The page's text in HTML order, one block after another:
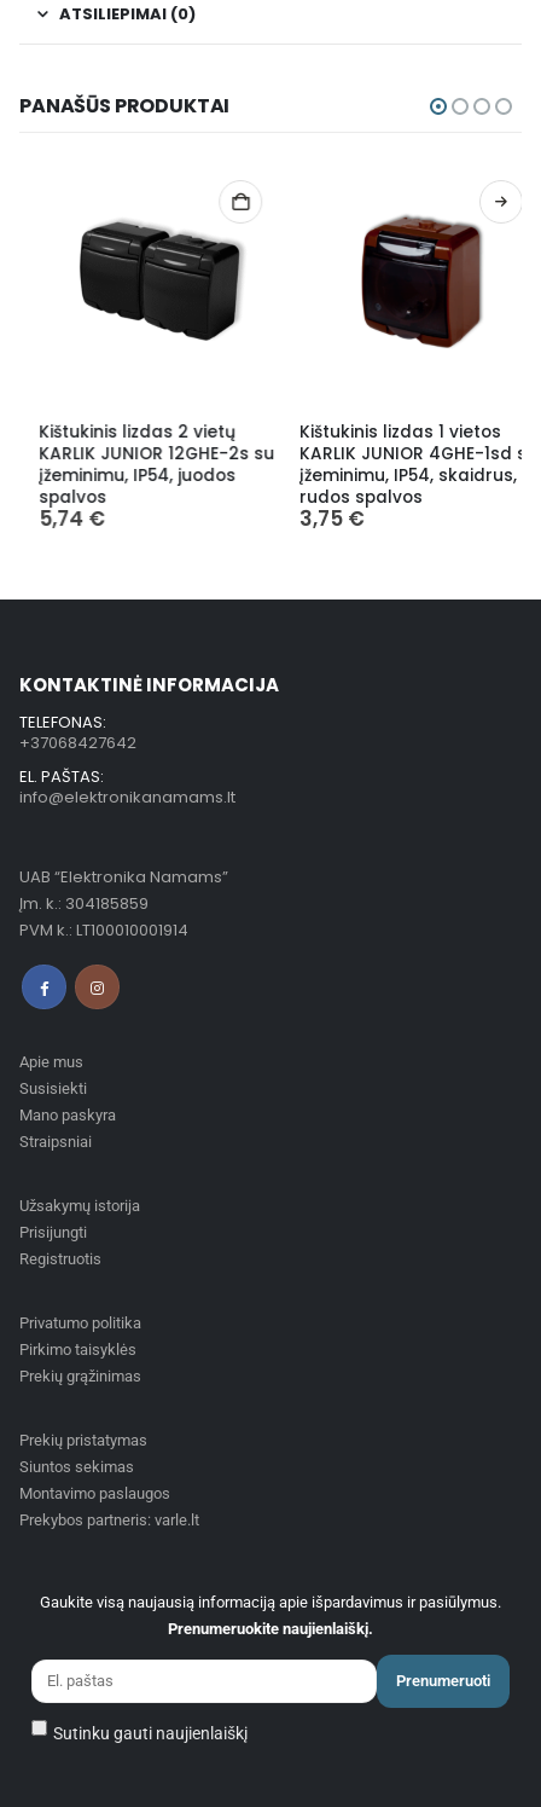
ATSILIEPIMAI (0)
PANAŠŪS PRODUKTAI
Kištukinis lizdas 2 vietų
KARLIK JUNIOR 12GHE-2s su
įžeminimu, IP54, juodos
spalvos
5,74€
Kištukinis lizdas 1 vietos
KARLIK JUNIOR 4GHE-1sd su
įžeminimu, IP54, skaidrus,
rudos spalvos
3,75€
KONTAKTINĖ INFORMACIJA
TELEFONAS:
+37068427642
EL. PAŠTAS:
info@elektronikanamams.lt
UAB “Elektronika Namams”
Įm. k.: 304185859
PVM k.: LT100010001914
Apie mus
Susisiekti
Mano paskyra
Straipsniai
Užsakymų istorija
Prisijungti
Registruotis
Privatumo politika
Pirkimo taisyklės
Prekių grąžinimas
Prekių pristatymas
Siuntos sekimas
Montavimo paslaugos
Prekybos partneris: varle.lt
Gaukite visą naujausią informaciją apie išpardavimus ir pasiūlymus.
Prenumeruokite naujienlaiškį.
Prenumeruoti
Sutinku gauti naujienlaiškį